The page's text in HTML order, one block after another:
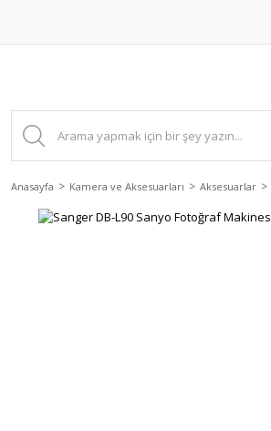
Anasayfa Kamera ve Aksesuarları Aksesuarlar